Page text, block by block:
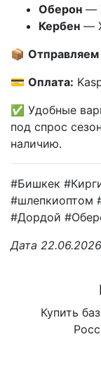
Оберон —
Кербен —
📦
💳 Оплата:
✅ Удобные
под спрос
наличию.
#Бишкек
#шлепкиоптом
#Дордой
Дата 22.06.2026
Купить